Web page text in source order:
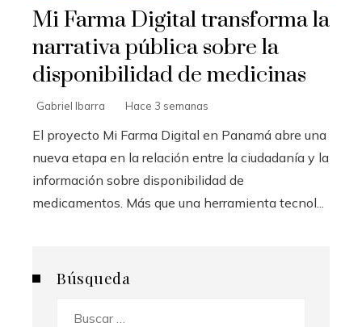
Mi Farma Digital transforma la
narrativa pública sobre la
disponibilidad de medicinas
Gabriel Ibarra Hace 3 semanas
El proyecto Mi Farma Digital en Panamá abre una
nueva etapa en la relación entre la ciudadanía y la
información sobre disponibilidad de
medicamentos. Más que una herramienta tecnol...
Búsqueda